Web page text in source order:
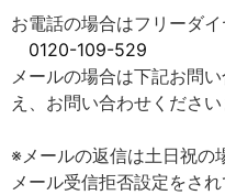
お電話の場合はフリーダ
0120-109-529
メールの場合は下記お問
え、お問い合わせください
※メールの返信は土日祝の
メール受信拒否設定をされ